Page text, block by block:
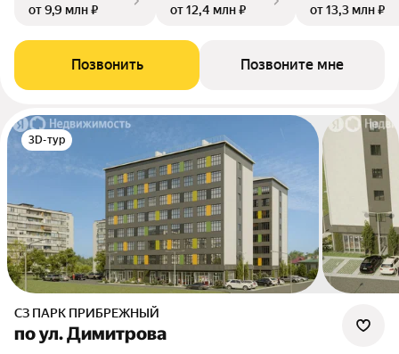
от 9,9 млн ₽
от 12,4 млн ₽
от 13,3 млн ₽
Позвонить Позвоните мне
3D-тур
СЗ ПАРК ПРИБРЕЖНЫЙ
по ул. Димитрова